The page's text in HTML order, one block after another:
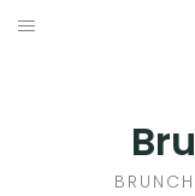
Aller
A PROPOS DU